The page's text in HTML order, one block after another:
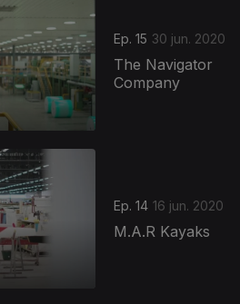
Ep. 15 30 jun. 2020
The Navigator
Company
Ep. 14 16 jun. 2020
M.A.R Kayaks